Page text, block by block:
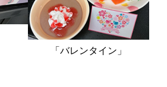
「バレンタイン」